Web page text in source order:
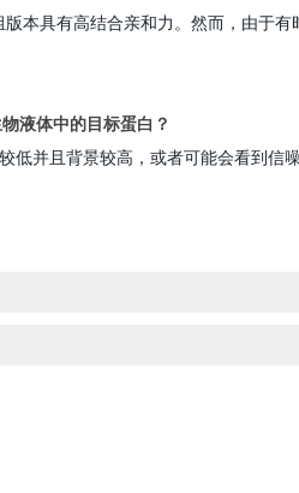
本具有高结合亲和力。 然而，由于有
液体中的目标蛋白？
并且背景较高，或者可能会看到信噪